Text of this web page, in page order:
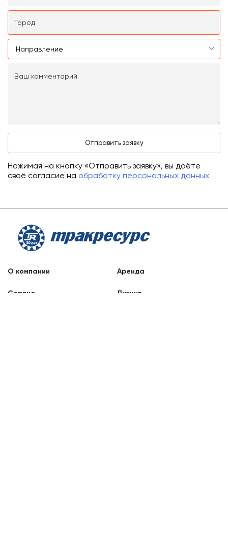
Нажимая на кнопку «Отправить заявку», вы даёте
своё согласие на обработку персональных данных
О компании Аренда
Сервис Лизинг